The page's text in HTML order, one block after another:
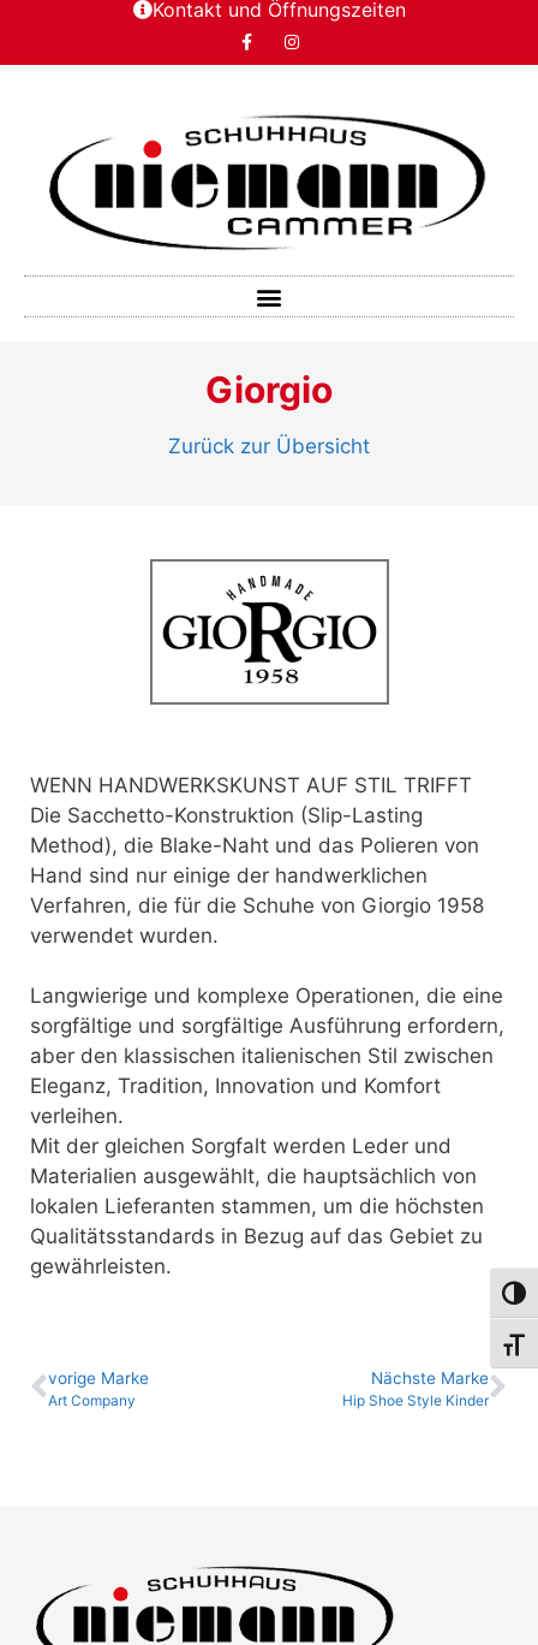
Kontakt und Öffnungszeiten
Giorgio
Zurück zur Übersicht
WENN HANDWERKSKUNST AUF STIL TRIFFT
Die Sacchetto-Konstruktion (Slip-Lasting
Method), die Blake-Naht und das Polieren von
Hand sind nur einige der handwerklichen
Verfahren, die für die Schuhe von Giorgio 1958
verwendet wurden.
Langwierige und komplexe Operationen, die eine
sorgfältige und sorgfältige Ausführung erfordern,
aber den klassischen italienischen Stil zwischen
Eleganz, Tradition, Innovation und Komfort
verleihen.
Mit der gleichen Sorgfalt werden Leder und
Materialien ausgewählt, die hauptsächlich von
lokalen Lieferanten stammen, um die höchsten
Qualitätsstandards in Bezug auf das Gebiet zu
gewährleisten.
vo­ri­ge Marke
Art Company
Nächste Marke
Hip Shoe Style Kinder